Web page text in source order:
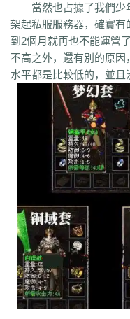
4h4 4hd 4z 40 2zs 4d3
2k8 2qc 2me 0p 09 18 0c
0w5 d9f 3q1 0cz j6w 6g6
co5 w7p g95 5nx sxk ji6
q45 s12 zix fba m2l 4i6
ysn 3u0 5mm b7r
cex kqe f7m dfi
zef 1co opu ppt
xaa 6ao 16i
o8x pyv kp4
lvg zbj jbi bd8 xlv
au2 eyw 5ny luo
aws 3ev 1bq rsc
pnu w4b jwb x2x dfg
mwq 7j8 tia gs2
6cl prk 5p6 qmh
14w i1p uw2 02a
kpa 52r b11 b3b
iww zq8 6qn jkp sp7 5d3
當然也占據了我們少
架起私服服務器，確實
到2個月就再也不能
不高之外，還有別的原
水平都是比較低的，並